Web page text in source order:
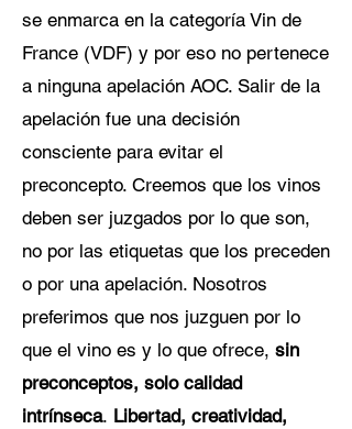
se enmarca en la categoría Vin de
France (VDF) y por eso no pertenece
a ninguna apelación AOC. Salir de la
apelación fue una decisión
consciente para evitar el
preconcepto. Creemos que los vinos
deben ser juzgados por lo que son,
no por las etiquetas que los preceden
o por una apelación. Nosotros
preferimos que nos juzguen por lo
que el vino es y lo que ofrece, sin
preconceptos, solo calidad
intrínseca. Libertad, creatividad,